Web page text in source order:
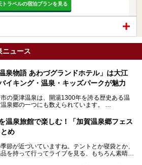
トラベルの宿泊プランを見る
ニュース
温泉物語 あわづグランドホテル」は大江
イキング・温泉・キッズパークが魅力
の粟津温泉は、開湯1300年を誇る歴史ある温
泉郷の一つにも数えられています。
に建つ「大江戸温泉物語 あわづグランドホテ
あわづグランドホテル）は客室数97室のホテ
年12月に露天風呂を新設。充実したキッズ
らは「大江戸三つ星バイキング」がスタート！
温泉旅館で楽しむ！「加賀温泉郷フェス
め
節が近づいていますね。テントとか寝袋とか、
を持って行ってライブを見る、もちろん素晴ら